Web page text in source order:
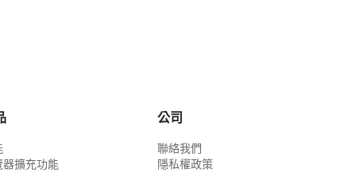
器擴充功能
公司
聯絡我們
隱私權政策